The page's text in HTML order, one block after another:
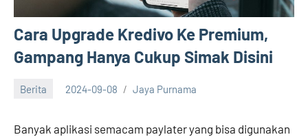
Cara Upgrade Kredivo Ke Premium,
Gampang Hanya Cukup Simak Disini
Berita 2024-09-08 Jaya Purnama
Banyak aplikasi semacam paylater yang bisa digunakan